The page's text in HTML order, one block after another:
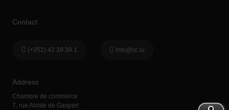
Address
Chambre de commerce
7, rue Alcide de Gasperi
Contact
(+352) 42 39 39 1 info@cc.lu